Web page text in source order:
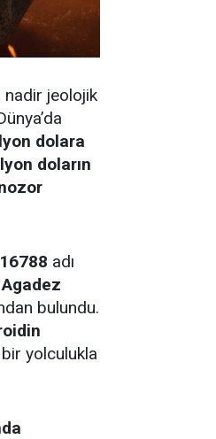
nadir jeolojik
dolara
doların
adı
bulundu.
yolculukla